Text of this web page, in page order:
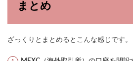
まとめ
ざっくりとまとめるとこんな感じです。